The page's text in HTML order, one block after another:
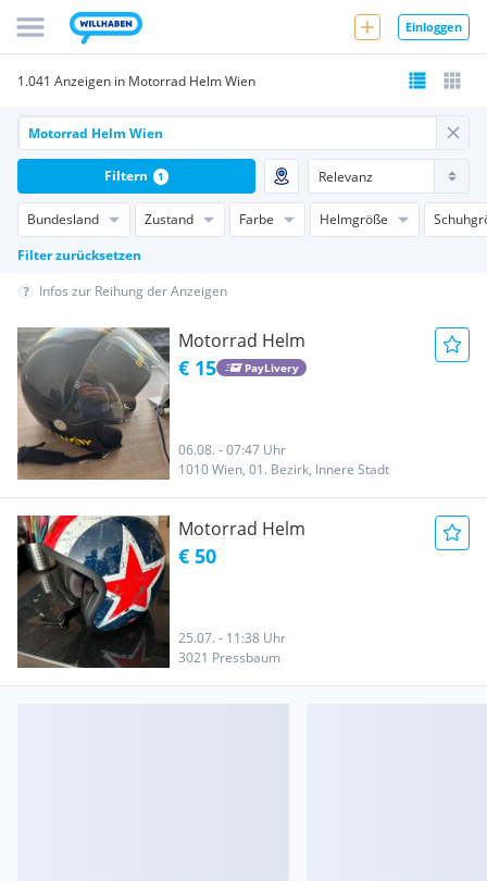
Einloggen
1.041 Anzeigen in Motorrad Helm Wien
Bundesland Zustand Farbe Helmgröße
Filter zurücksetzen
Filtern 1
Infos zur Reihung der Anzeigen
Motorrad Helm
€ 15 PayLivery
06.08. - 07:47 Uhr
1010 Wien, 01. Bezirk, Innere Stadt
Motorrad Helm
€ 50
25.07. - 11:38 Uhr
3021 Pressbaum